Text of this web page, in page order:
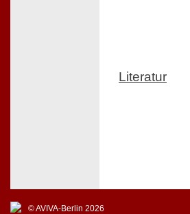
Literatur
© AVIVA-Berlin 2026